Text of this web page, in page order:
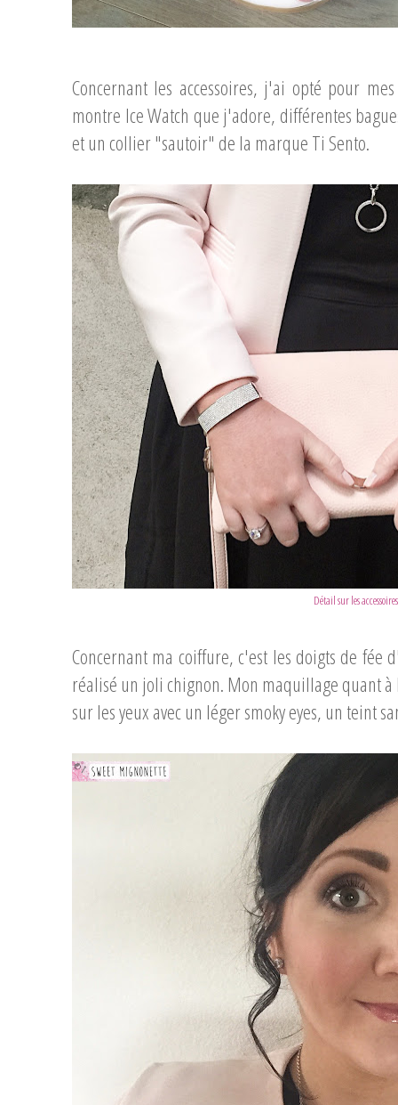
Concernant les accessoires, j'ai opté pour
montre Ice Watch que j'adore, différentes
et un collier "sautoir" de la marque Ti Sento.
Détail sur les accessoires
Concernant ma coiffure, c'est les doigts de fée
réalisé un joli chignon. Mon maquillage quant
sur les yeux avec un léger smoky eyes, un teint